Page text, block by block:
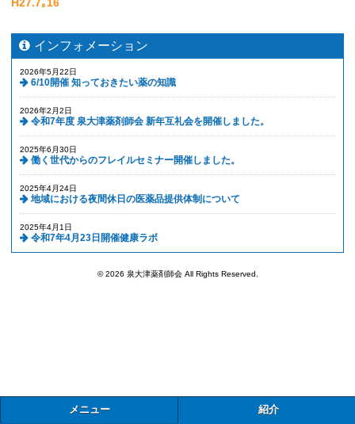
インフォメーション
2026年5月22日
6/10開催 知っておきたい薬の知識
2026年2月2日
令和7年度 泉大津薬剤師会 新年互礼会を開催しました。
2025年6月30日
働く世代からのフレイルセミナー開催しました。
2025年4月24日
地域における夜間休日の医薬品提供体制について
2025年4月1日
令和7年4月23日開催健康ラボ
© 2026 泉大津薬剤師会 All Rights Reserved.
メニュー 紹介